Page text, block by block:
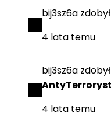
bij3sz6a zdobył
4 lata temu
bij3sz6a zdobył
4 lata temu